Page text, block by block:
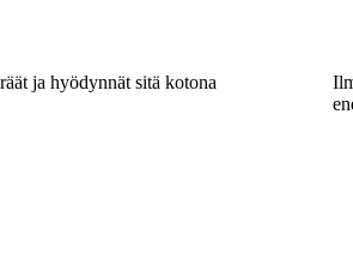
ja hyödynnät sitä kotona